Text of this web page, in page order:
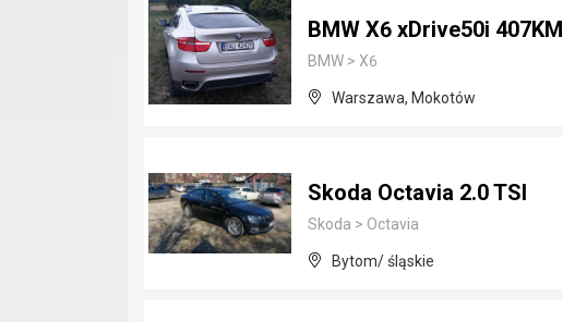
BMW X6 xDrive50i 407KM
BMW > X6
Warszawa, Mokotów
Skoda Octavia 2.0 TSI
Skoda > Octavia
Bytom/ śląskie